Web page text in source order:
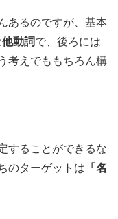
あるのですが、基本
他動詞で、後ろには
考えでももちろん構
することができるな
のターゲットは 「名